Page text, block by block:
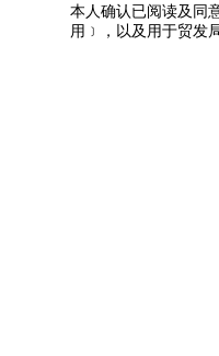
本人确认已阅读及同
用﹞，以及用于贸发